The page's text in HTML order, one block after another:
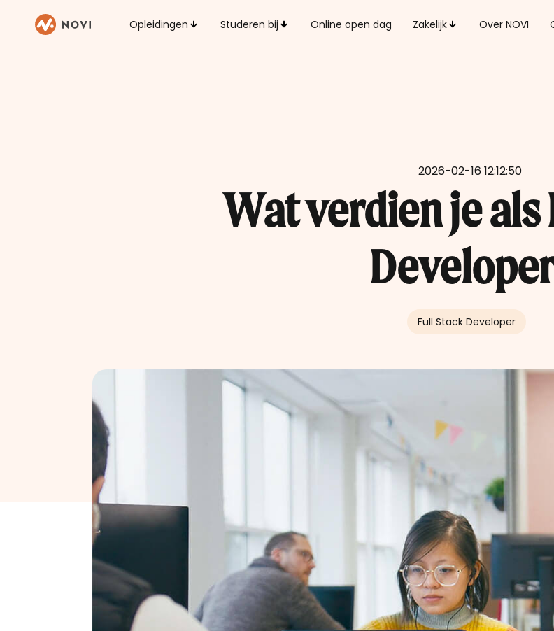
Opleidingen Studeren bij Online open dag Zakelijk Over NOVI
2026-02-16 12:12:50
Wat verdien je als
Full Stack Developer